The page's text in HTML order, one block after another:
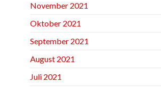
November 2021
Oktober 2021
September 2021
August 2021
Juli 2021